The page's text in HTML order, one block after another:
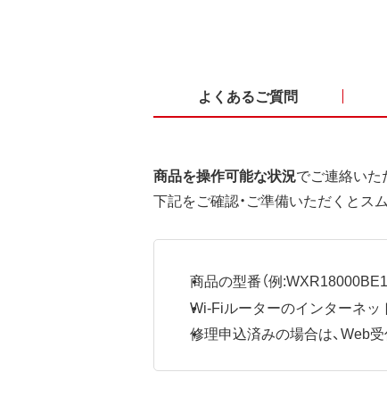
よくあるご質問
商品を操作可能な状況でご連絡いた
下記をご確認・ご準備いただくとス
商品の型番（例
Wi-Fiルーターのインターネッ
修理申込済みの場合は、Web受